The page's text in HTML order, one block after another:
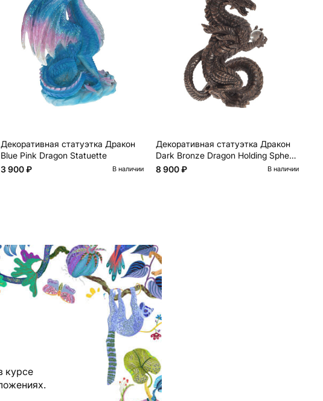
Декоративная статуэтка Дракон
Blue Pink Dragon Statuette
3 900 ₽
В наличии
Декоративная статуэтка Дракон
Dark Bronze Dragon Holding Sphere
Statuette
8 900 ₽ В наличии
курсе